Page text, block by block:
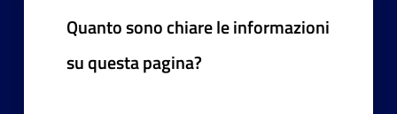
Quanto sono chiare le informazioni
su questa pagina?